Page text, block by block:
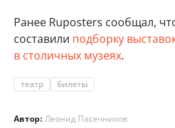
Ранее Ruposters сообщал,
составили подборку
в столичных музеях.
театр билеты
Автор: Леонид Пасечников